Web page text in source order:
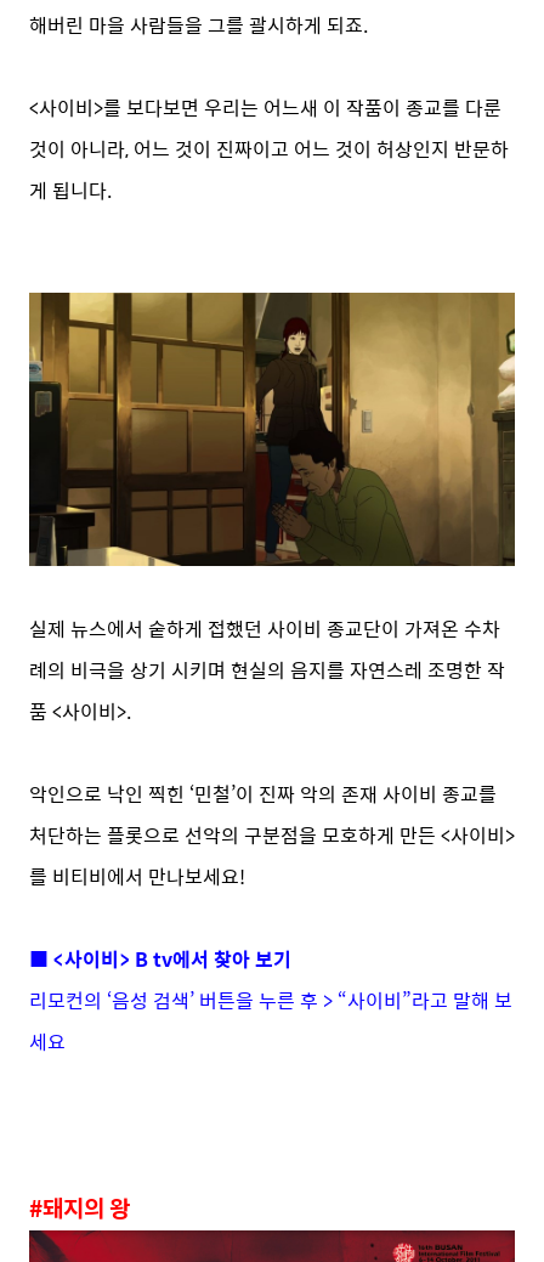
해버린 마을 사람들을 그를 괄시하게 되죠.
<사이비>를 보다보면 우리는 어느새 이 작품이 종교를 다룬
것이 아니라, 어느 것이 진짜이고 어느 것이 허상인지 반문하
게 됩니다.
실제 뉴스에서 숱하게 접했던 사이비 종교단이 가져온 수차
례의 비극을 상기 시키며 현실의 음지를 자연스레 조명한 작
품 <사이비>.
악인으로 낙인 찍힌 ‘민철’이 진짜 악의 존재 사이비 종교를
처단하는 플롯으로 선악의 구분점을 모호하게 만든 <사이비>
를 비티비에서 만나보세요!
■ <사이비> B tv에서 찾아 보기
리모컨의 ‘음성 검색’ 버튼을 누른 후 > “사이비”라고 말해 보
세요
#돼지의 왕